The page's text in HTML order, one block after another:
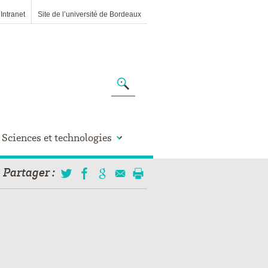
Intranet Site de l’université de Bordeaux
Sciences et technologies
Partager: